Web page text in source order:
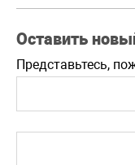
Оставить
Представьтесь,